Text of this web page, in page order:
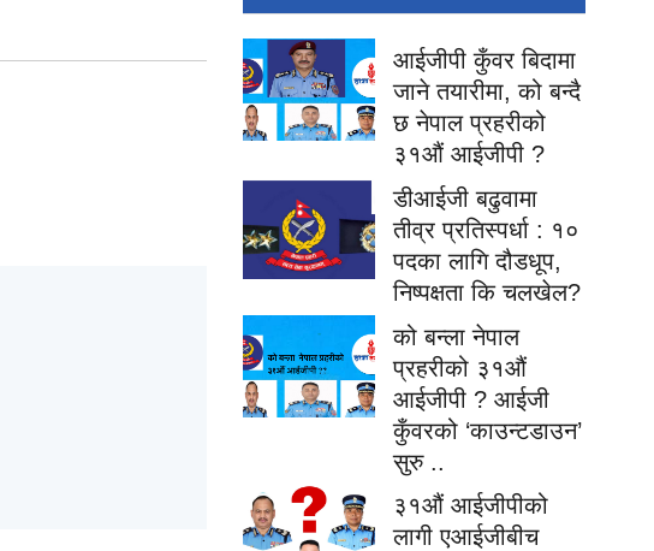
आईजीपी कुँवर बिदामा
जाने तयारीमा, को बन्दै
छ नेपाल प्रहरीको
३१औं आईजीपी ?
डीआईजी बढुवामा
तीव्र प्रतिस्पर्धा : १०
पदका लागि दौडधूप,
निष्पक्षता कि चलखेल?
को बन्ला नेपाल
प्रहरीको ३१औं
आईजीपी ? आईजी
कुँवरको ‘काउन्टडाउन’
सुरु ..
३१औं आईजीपीको
लागी एआईजीबीच